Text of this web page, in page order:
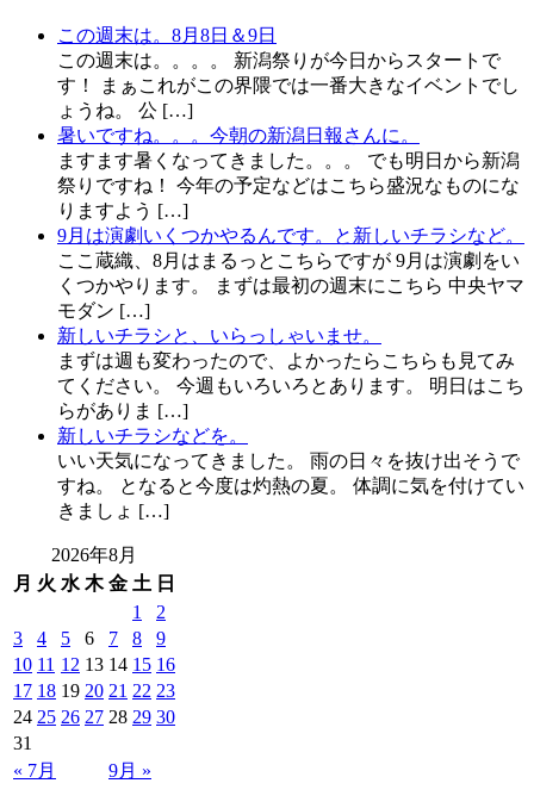
この週末は。8月8日＆9日
この週末は。。。。 新潟祭りが今日からスタートで
す！ まぁこれがこの界隈では一番大きなイベントでし
ょうね。 公 […]
暑いですね。。。今朝の新潟日報さんに。
ますます暑くなってきました。。。 でも明日から新潟
祭りですね！ 今年の予定などはこちら盛況なものにな
りますよう […]
9月は演劇いくつかやるんです。と新しいチラシなど。
ここ蔵織、8月はまるっとこちらですが 9月は演劇をい
くつかやります。 まずは最初の週末にこちら 中央ヤマ
モダン […]
新しいチラシと、いらっしゃいませ。
まずは週も変わったので、よかったらこちらも見てみ
てください。 今週もいろいろとあります。 明日はこち
らがありま […]
新しいチラシなどを。
いい天気になってきました。 雨の日々を抜け出そうで
すね。 となると今度は灼熱の夏。 体調に気を付けてい
きましょ […]
2026年8月
月 火 水 木 金 土 日
« 7月 9月 »
1
2
3
4 5 6 7 8
9
10 11 12 13 14 15 16
17 18 19 20 21 22 23
24 25 26 27 28 29 30
31